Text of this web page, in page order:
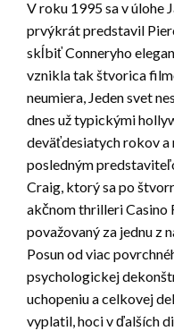
V roku 1995 sa v úlohe
prvýkrát predstavil
skĺbiť Conneryho
vznikla tak štvorica
neumiera, Jeden svet
dnes už typickými
deväťdesiatych rokov
posledným
Craig, ktorý sa po
akčnom thrilleri Casino
považovaný za jednu z
Posun od viac
psychologickej
uchopeniu a celkovej
vyplatil, hoci v ďalších